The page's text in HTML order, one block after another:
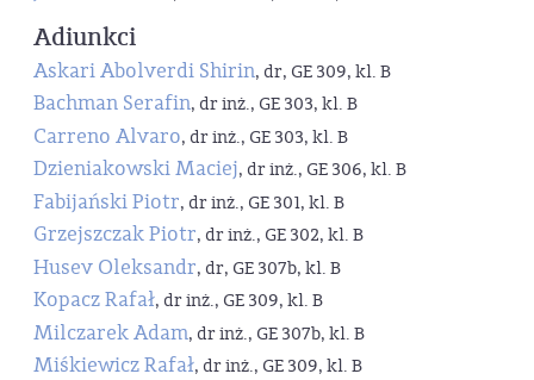
Adiunkci
Askari Abolverdi Shirin, dr, GE 309, kl. B
Bachman Serafin, dr inż., GE 303, kl. B
Carreno Alvaro, dr inż., GE 303, kl. B
Dzieniakowski Maciej, dr inż., GE 306, kl. B
Fabijański Piotr, dr inż., GE 301, kl. B
Grzejszczak Piotr, dr inż., GE 302, kl. B
Husev Oleksandr, dr, GE 307b, kl. B
Kopacz Rafał, dr inż., GE 309, kl. B
Milczarek Adam, dr inż., GE 307b, kl. B
Miśkiewicz Rafał, dr inż., GE 309, kl. B